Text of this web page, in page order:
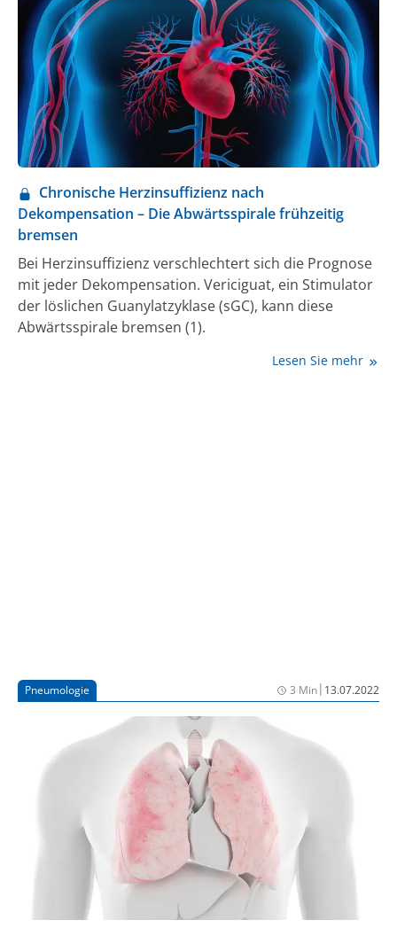
Chronische Herzinsuffizienz nach
Dekompensation – Die Abwärtsspirale frühzeitig
bremsen
Bei Herzinsuffizienz verschlechtert sich die Prognose
mit jeder Dekompensation. Vericiguat, ein Stimulator
der löslichen Guanylatzyklase (sGC), kann diese
Abwärtsspirale bremsen (1).
Lesen Sie mehr
Pneumologie 3 Min| 13.07.2022